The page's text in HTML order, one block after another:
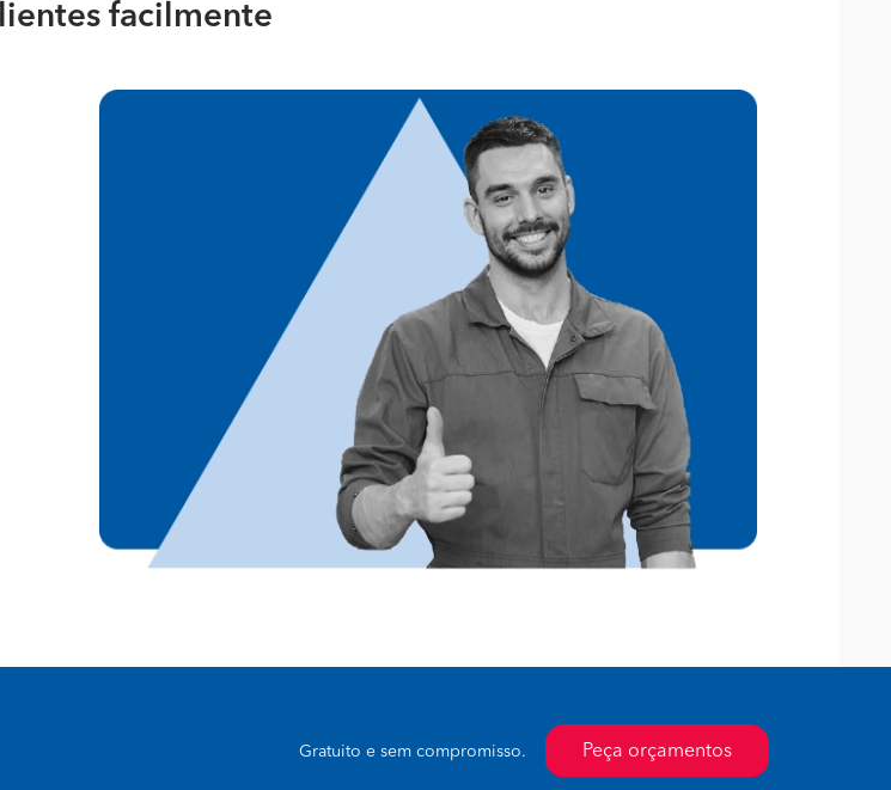
facilmente
Peça orçamentos
Gratuito e sem compromisso.